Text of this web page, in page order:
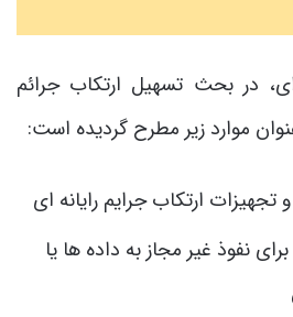
ای، در بحث تسهیل ارتکاب جرائم
موارد زیر مطرح گردیده است:
تجهیزات ارتکاب جرایم رایانه ای
نفوذ غیر مجاز به داده ها یا